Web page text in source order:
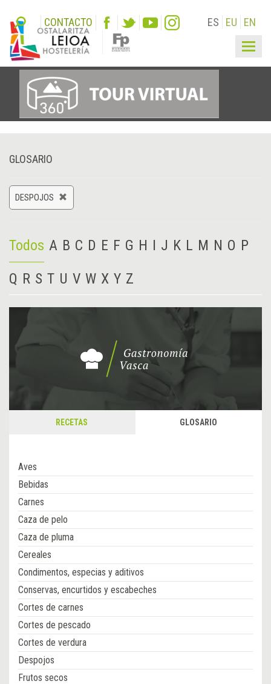
CONTACTO ES EU EN
GLOSARIO
DESPOJOS
Todos A B C D E F G H I J K L M N O P
Q R S T U V W X Y Z
RECETAS GLOSARIO
Aves
Bebidas
Carnes
Caza de pelo
Caza de pluma
Cereales
Condimentos, especias y aditivos
Conservas, encurtidos y escabeches
Cortes de carnes
Cortes de pescado
Cortes de verdura
Despojos
Frutos secos